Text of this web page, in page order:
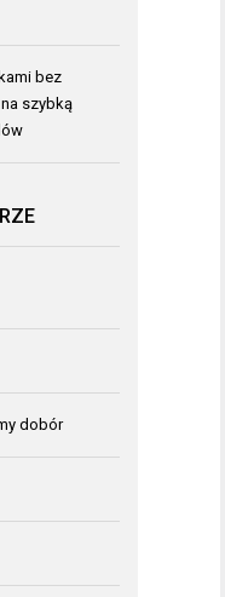
bez
szybką
dobór